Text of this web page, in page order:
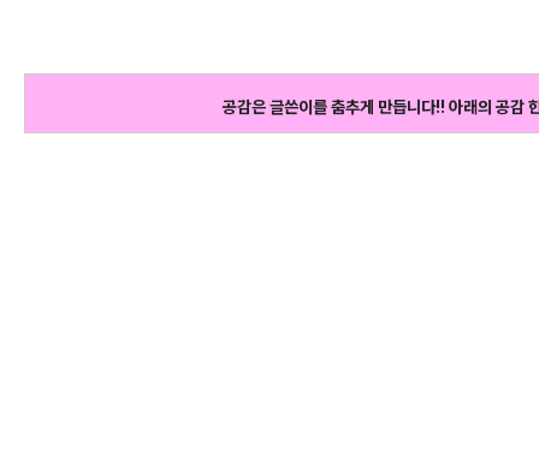
공감은 글쓴이를 춤추게 만듭니다!! 아래의 공감